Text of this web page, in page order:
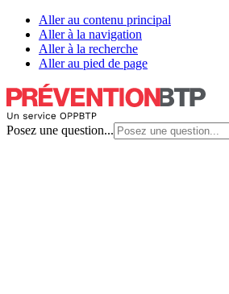
Aller au contenu principal
Aller à la navigation
Aller à la recherche
Aller au pied de page
Posez une question...